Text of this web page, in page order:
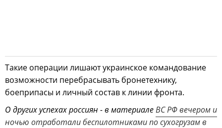
Такие операции лишают украинское командование
возможности перебрасывать бронетехнику,
боеприпасы и личный состав к линии фронта.
О других успехах россиян - в материалеВС РФ вечером и
ночью отработали беспилотниками по сухогрузам в